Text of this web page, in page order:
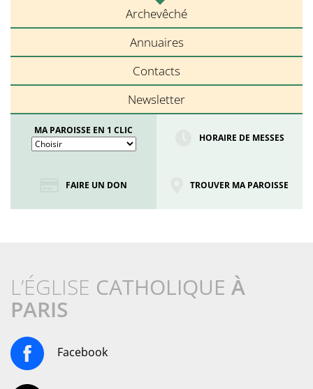
Archevêché
Annuaires
Contacts
Newsletter
MA PAROISSE EN 1 CLIC
HORAIRE DE MESSES
FAIRE UN DON TROUVER MA PAROISSE
L’ÉGLISE CATHOLIQUE À
PARIS
Facebook